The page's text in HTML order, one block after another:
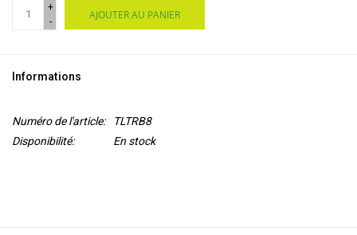
SPECIALS
+
-
AJOUTER AU PANIER
Informations
Numéro de l'article:
TLTRB8
Disponibilité:
En stock